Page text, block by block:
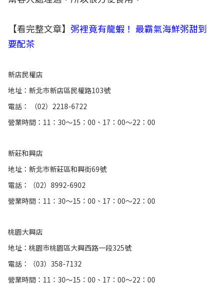
【看完整文章】 粥裡竟有龍蝦！ 最霸氣海鮮粥甜到
要配茶
新店民權店
地址：新北巿新店區民權路103號
電話： （02）2218-6722
營業時間：11：30～15：00、17：00～22：00
新莊和興店
地址：新北巿新莊區和興街69號
電話：（02）8992-6902
營業時間：11：30～15：00、17：00～22：00
桃園大興店
地址：桃園巿桃園區大興西路一段325號
電話：（03）358-7132
營業時間：11：30～15：00、17：00～22：00